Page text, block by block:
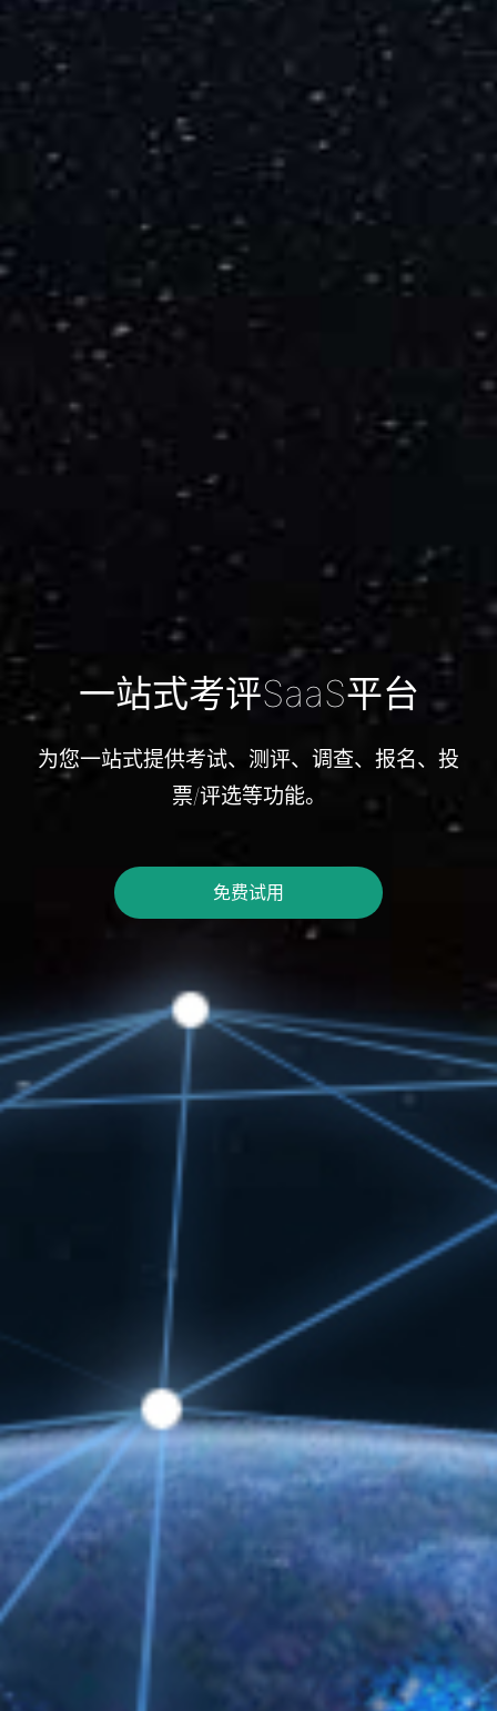
一站式考评SaaS平台
为您一站式提供考试、测评、调查、报名、投
票/评选等功能。
免费试用